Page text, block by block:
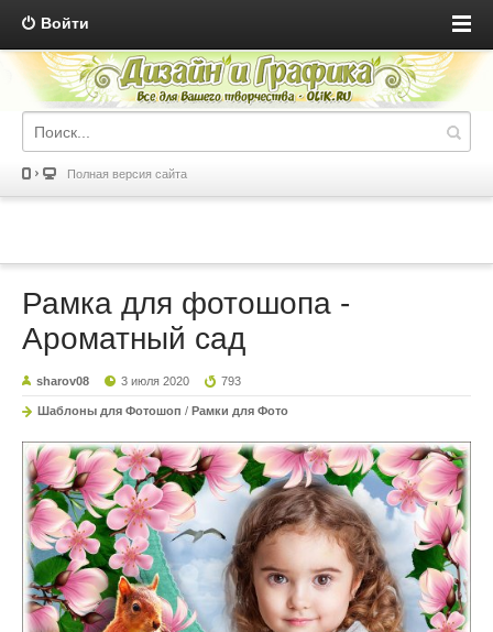
Войти
Полная версия сайта
Рамка для фотошопа -
Ароматный сад
sharov08 3 июля 2020 793
Шаблоны для Фотошоп / Рамки для Фото